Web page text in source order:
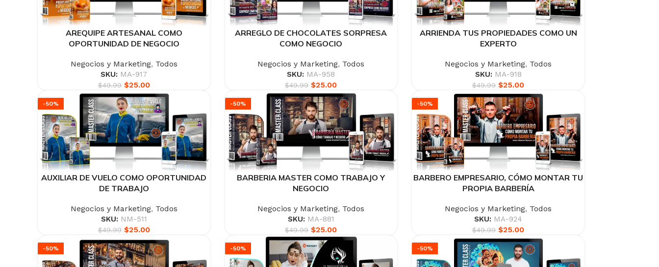
AREQUIPE ARTESANAL COMO
OPORTUNIDAD DE NEGOCIO
Negocios y Marketing, Todos
SKU: MA-917
$49.99 $25.00
ARREGLO DE CHOCOLATES SORPRESA
COMO NEGOCIO
Negocios y Marketing, Todos
SKU: MA-958
$49.99 $25.00
ARRIENDA TUS PROPIEDADES COMO UN
EXPERTO
Negocios y Marketing, Todos
SKU: MA-918
$49.99 $25.00
-50%
AUXILIAR DE VUELO COMO OPORTUNIDAD
DE TRABAJO
Negocios y Marketing, Todos
SKU: NM-511
$49.99 $25.00
-50%
BARBERIA MASTER COMO TRABAJO Y
NEGOCIO
Negocios y Marketing, Todos
SKU: MA-881
$49.99 $25.00
-50%
BARBERO EMPRESARIO, CÓMO MONTAR TU
PROPIA BARBERÍA
Negocios y Marketing, Todos
SKU: MA-924
$49.99 $25.00
-50% -50% -50%